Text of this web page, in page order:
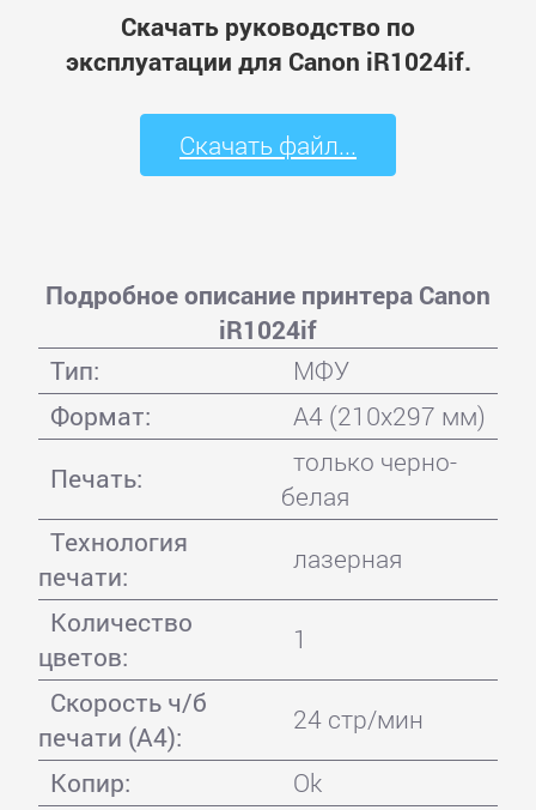
Скачать руководство по
эксплуатации для Canon iR1024if.
Скачать файл...
Подробное описание принтера Canon
iR1024if
Тип:
МФУ
Формат:
A4 (210x297 мм)
Печать:
только черно-
белая
Технология
печати:
лазерная
Количество
цветов:
1
Скорость ч/б
печати (А4):
24 стр/мин
Копир:
Ok